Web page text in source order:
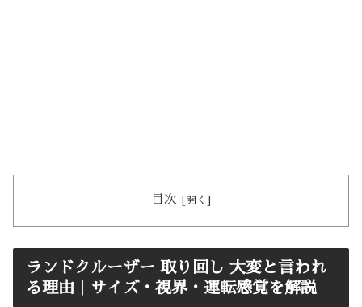
目次
ランドクルーザー 取り回し 大変と言われ
る理由｜サイズ・視界・運転感覚を解説